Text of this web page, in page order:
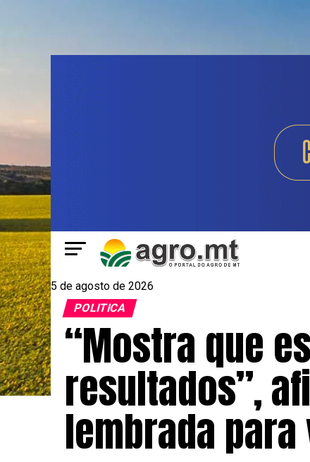
5 de agosto de 2026
POLITICA
“Mostra que
resultados”,
lembrada